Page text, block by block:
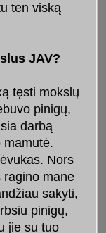
ten viską
JAV?
tęsti mokslų
pinigų,
darbą
mamutė.
Nors
ragino mane
sakyti,
pinigų,
jie su tuo